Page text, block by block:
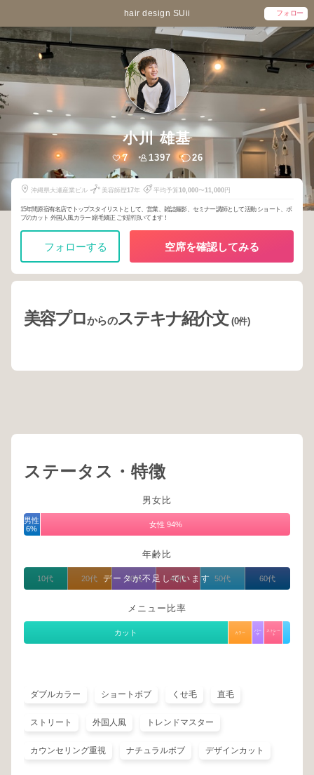
hair design SUii フォロー
小川 雄基
7 1397 26
沖縄県大瀬産業ビル 美容師歴17年 平均予算10,000〜11,000円
15年間原宿有名店でトップスタイリストとして、営業、雑誌撮影、セミナー講師として活動 ショート、ボ
ブのカット 外国人風カラー 縮毛矯正 ご好評頂いてます！
フォローする 空席を確認してみる
美容プロからのステキナ紹介文(0件)
ステータス・特徴
男女比
男性
6%
女性 94%
年齢比
データが不足しています
10代 20代 30代 40代 50代 60代
メニュー比率
カット カラー
パー
マ
ストレー
ト
ダブルカラー ショートボブ くせ毛 直毛
ストリート 外国人風 トレンドマスター
カウンセリング重視 ナチュラルボブ デザインカット